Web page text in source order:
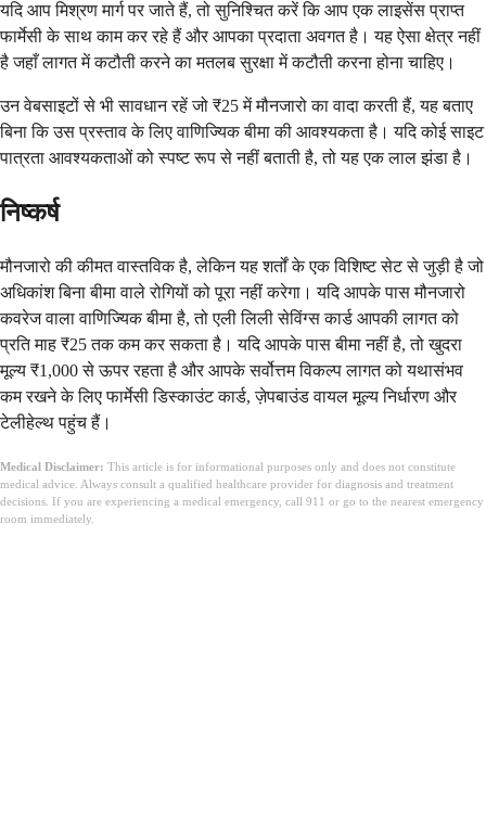
यदि आप मिश्रण मार्ग पर जाते हैं, तो सुनिश्चित करें कि आप एक लाइसेंस प्राप्त
फार्मेसी के साथ काम कर रहे हैं और आपका प्रदाता अवगत है। यह ऐसा क्षेत्र नहीं
है जहाँ लागत में कटौती करने का मतलब सुरक्षा में कटौती करना होना चाहिए।
उन वेबसाइटों से भी सावधान रहें जो ₹25 में मौनजारो का वादा करती हैं, यह बताए
बिना कि उस प्रस्ताव के लिए वाणिज्यिक बीमा की आवश्यकता है। यदि कोई साइट
पात्रता आवश्यकताओं को स्पष्ट रूप से नहीं बताती है, तो यह एक लाल झंडा है।
निष्कर्ष
मौनजारो की कीमत वास्तविक है, लेकिन यह शर्तों के एक विशिष्ट सेट से जुड़ी है जो
अधिकांश बिना बीमा वाले रोगियों को पूरा नहीं करेगा। यदि आपके पास मौनजारो
कवरेज वाला वाणिज्यिक बीमा है, तो एली लिली सेविंग्स कार्ड आपकी लागत को
प्रति माह ₹25 तक कम कर सकता है। यदि आपके पास बीमा नहीं है, तो खुदरा
मूल्य ₹1,000 से ऊपर रहता है और आपके सर्वोत्तम विकल्प लागत को यथासंभव
कम रखने के लिए फार्मेसी डिस्काउंट कार्ड, ज़ेपबाउंड वायल मूल्य निर्धारण और
टेलीहेल्थ पहुंच हैं।
Medical Disclaimer: This article is for informational purposes only and does not constitute
medical advice. Always consult a qualified healthcare provider for diagnosis and treatment
decisions. If you are experiencing a medical emergency, call 911 or go to the nearest emergency
room immediately.